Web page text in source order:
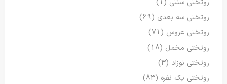
روتختی سه بعدی (69)
روتختی عروس (71)
روتختی مخمل (18)
روتختی نوزاد (3)
روتختی یک نفره (83)